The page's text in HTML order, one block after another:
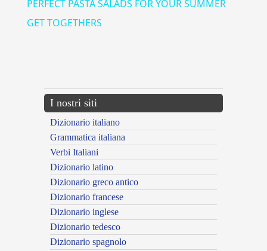
PERFECT PASTA SALADS FOR YOUR SUMMER
GET TOGETHERS
I nostri siti
Dizionario italiano
Grammatica italiana
Verbi Italiani
Dizionario latino
Dizionario greco antico
Dizionario francese
Dizionario inglese
Dizionario tedesco
Dizionario spagnolo